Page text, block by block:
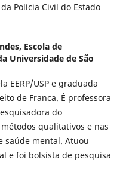
Polícia Civil do Estado
Escola de
Universidade de São
EERP/USP e graduada
de Franca. É professora
do
métodos qualitativos e nas
saúde mental. Atuou
e foi bolsista de pesquisa